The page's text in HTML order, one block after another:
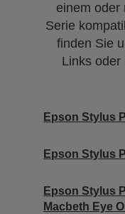
einem oder
Serie
finden Sie
Links oder
Epson Stylus
Epson Stylus
Epson Stylus
Macbeth Eye